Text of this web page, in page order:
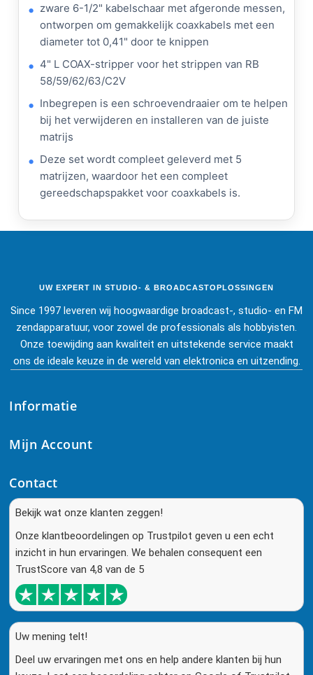
zware 6-1/2" kabelschaar met afgeronde messen,
ontworpen om gemakkelijk coaxkabels met een
diameter tot 0,41" door te knippen
4" L COAX-stripper voor het strippen van RB
58/59/62/63/C2V
Inbegrepen is een schroevendraaier om te helpen
bij het verwijderen en installeren van de juiste
matrijs
Deze set wordt compleet geleverd met 5
matrijzen, waardoor het een compleet
gereedschapspakket voor coaxkabels is.
UW EXPERT IN STUDIO- & BROADCASTOPLOSSINGEN
Since 1997 leveren wij hoogwaardige broadcast-, studio- en FM
zendapparatuur, voor zowel de professionals als hobbyisten.
Onze toewijding aan kwaliteit en uitstekende service maakt
ons de ideale keuze in de wereld van elektronica en uitzending.
Informatie
Mijn Account
Contact
Bekijk wat onze klanten zeggen!
Onze klantbeoordelingen op Trustpilot geven u een echt
inzicht in hun ervaringen. We behalen consequent een
TrustScore van 4,8 van de 5
Uw mening telt!
Deel uw ervaringen met ons en help andere klanten bij hun